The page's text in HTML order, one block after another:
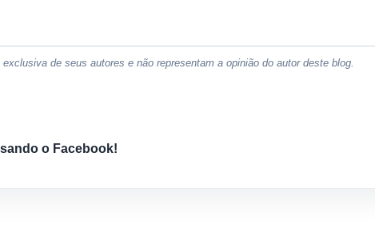
de seus autores e não representam a opinião do autor deste blog.
o Facebook!